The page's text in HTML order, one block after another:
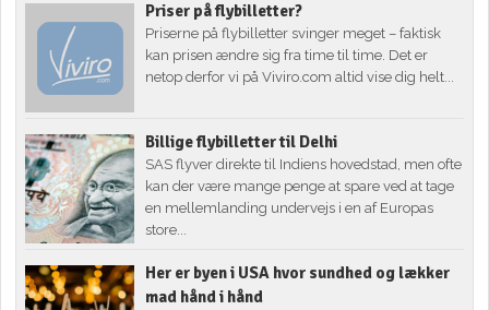
Priser på flybilletter?
Priserne på flybilletter svinger meget – faktisk
kan prisen ændre sig fra time til time. Det er
netop derfor vi på Viviro.com altid vise dig helt...
Billige flybilletter til Delhi
SAS flyver direkte til Indiens hovedstad, men ofte
kan der være mange penge at spare ved at tage
en mellemlanding undervejs i en af Europas
store...
Her er byen i USA hvor sundhed og lækker
mad hånd i hånd